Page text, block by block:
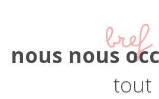
nous nous
tout
bref